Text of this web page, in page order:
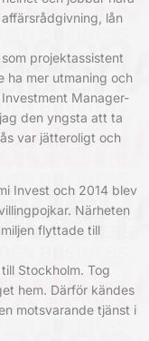
lån
projektassistent
ha mer utmaning och
Manager-
den yngsta att ta
var jätteroligt och
Invest och 2014 blev
Närheten
flyttade till
Stockholm. Tog
hem. Därför kändes
motsvarande tjänst i